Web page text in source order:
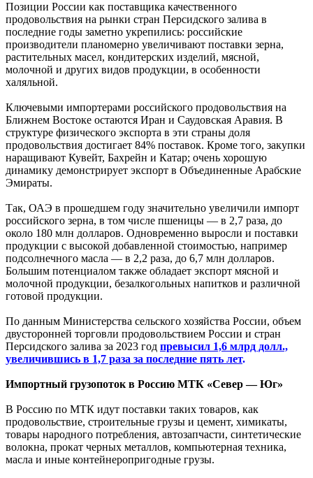
Позиции России как поставщика качественного
продовольствия на рынки стран Персидского залива в
последние годы заметно укрепились: российские
производители планомерно увеличивают поставки зерна,
растительных масел, кондитерских изделий, мясной,
молочной и других видов продукции, в особенности
халяльной.
Ключевыми импортерами российского продовольствия на
Ближнем Востоке остаются Иран и Саудовская Аравия. В
структуре физического экспорта в эти страны доля
продовольствия достигает 84% поставок. Кроме того, закупки
наращивают Кувейт, Бахрейн и Катар; очень хорошую
динамику демонстрирует экспорт в Объединенные Арабские
Эмираты.
Так, ОАЭ в прошедшем году значительно увеличили импорт
российского зерна, в том числе пшеницы — в 2,7 раза, до
около 180 млн долларов. Одновременно выросли и поставки
продукции с высокой добавленной стоимостью, например
подсолнечного масла — в 2,2 раза, до 6,7 млн долларов.
Большим потенциалом также обладает экспорт мясной и
молочной продукции, безалкогольных напитков и различной
готовой продукции.
По данным Министерства сельского хозяйства России, объем
двусторонней торговли продовольствием России и стран
Персидского залива за 2023 год превысил 1,6 млрд долл.,
увеличившись в 1,7 раза за последние пять лет.
Импортный грузопоток в Россию МТК «Север — Юг»
В Россию по МТК идут поставки таких товаров, как
продовольствие, строительные грузы и цемент, химикаты,
товары народного потребления, автозапчасти, синтетические
волокна, прокат черных металлов, компьютерная техника,
масла и иные контейнеропригодные грузы.